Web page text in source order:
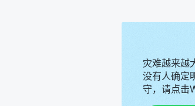
灾难越来越
没有人确定
守，请点击